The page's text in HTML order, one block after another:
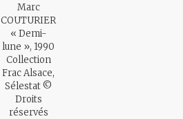
Marc
COUTURIER
« Demi-
lune », 1990
Collection
Frac Alsace,
Sélestat ©
Droits
réservés